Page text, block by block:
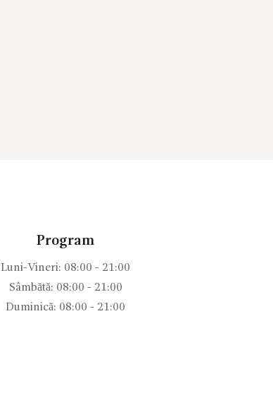
Program
Luni-Vineri: 08:00 - 21:00
Sâmbătă: 08:00 - 21:00
Duminică: 08:00 - 21:00